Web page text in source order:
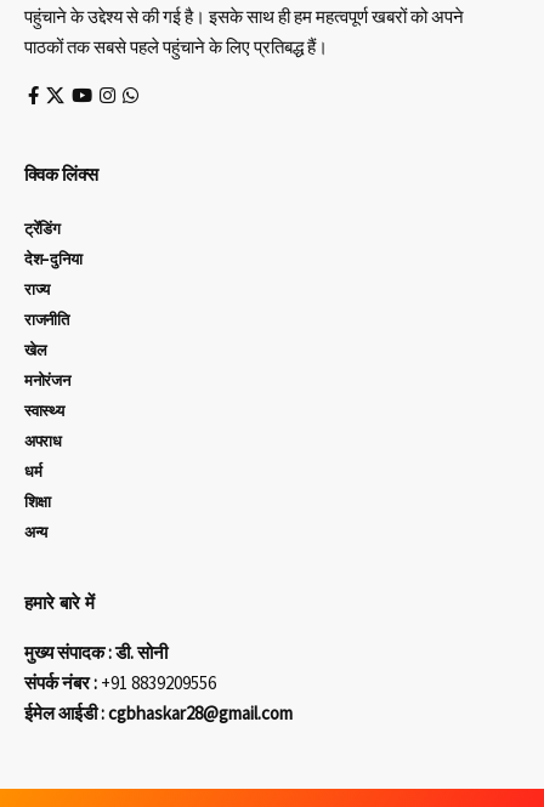
पहुंचाने के उद्देश्य से की गई है। इसके साथ ही हम महत्वपूर्ण खबरों को अपने
पाठकों तक सबसे पहले पहुंचाने के लिए प्रतिबद्ध हैं।
क्विक लिंक्स
ट्रेंडिंग
देश-दुनिया
राज्य
राजनीति
खेल
मनोरंजन
स्वास्थ्य
अपराध
धर्म
शिक्षा
अन्य
हमारे बारे में
मुख्य संपादक : डी. सोनी
संपर्क नंबर : +91 8839209556
ईमेल आईडी : cgbhaskar28@gmail.com